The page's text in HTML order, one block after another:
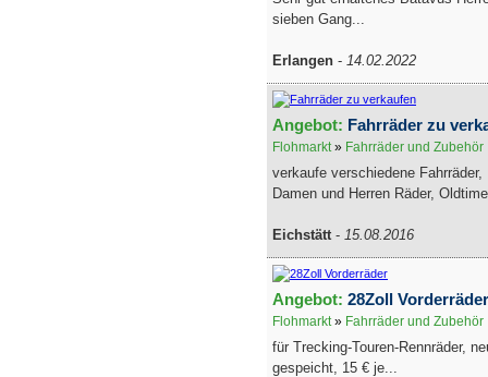
sieben Gang...
Erlangen - 14.02.2022
Angebot: Fahrräder zu
Flohmarkt» Fahrräder und Zubehör
verkaufe verschiedene Fahrräder,
Damen und Herren Räder,
Eichstätt- 15.08.2016
Angebot: 28Zoll Vorderräder
Flohmarkt» Fahrräder und Zubehör
für Trecking-Touren-Rennräder,
gespeicht, 15 € je...